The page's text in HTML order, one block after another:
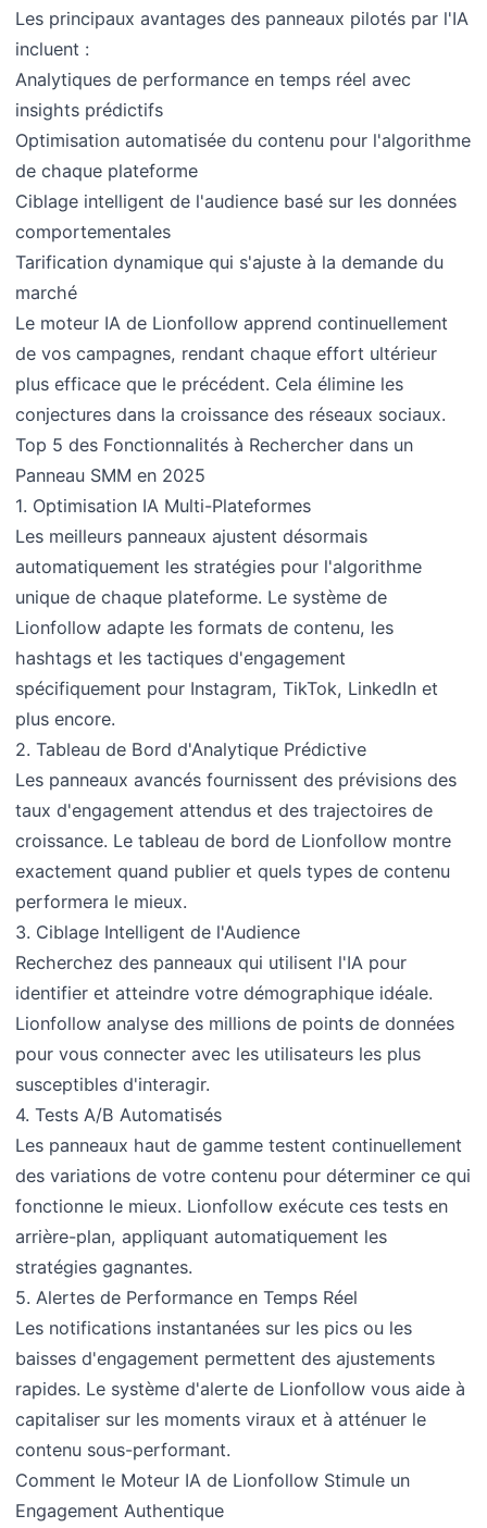
Les principaux avantages des panneaux pilotés par l'IA
incluent :
Analytiques de performance en temps réel avec
insights prédictifs
Optimisation automatisée du contenu pour l'algorithme
de chaque plateforme
Ciblage intelligent de l'audience basé sur les données
comportementales
Tarification dynamique qui s'ajuste à la demande du
marché
Le moteur IA de Lionfollow apprend continuellement
de vos campagnes, rendant chaque effort ultérieur
plus efficace que le précédent. Cela élimine les
conjectures dans la croissance des réseaux sociaux.
Top 5 des Fonctionnalités à Rechercher dans un
Panneau SMM en 2025
1. Optimisation IA Multi-Plateformes
Les meilleurs panneaux ajustent désormais
automatiquement les stratégies pour l'algorithme
unique de chaque plateforme. Le système de
Lionfollow adapte les formats de contenu, les
hashtags et les tactiques d'engagement
spécifiquement pour Instagram, TikTok, LinkedIn et
plus encore.
2. Tableau de Bord d'Analytique Prédictive
Les panneaux avancés fournissent des prévisions des
taux d'engagement attendus et des trajectoires de
croissance. Le tableau de bord de Lionfollow montre
exactement quand publier et quels types de contenu
performera le mieux.
3. Ciblage Intelligent de l'Audience
Recherchez des panneaux qui utilisent l'IA pour
identifier et atteindre votre démographique idéale.
Lionfollow analyse des millions de points de données
pour vous connecter avec les utilisateurs les plus
susceptibles d'interagir.
4. Tests A/B Automatisés
Les panneaux haut de gamme testent continuellement
des variations de votre contenu pour déterminer ce qui
fonctionne le mieux. Lionfollow exécute ces tests en
arrière-plan, appliquant automatiquement les
stratégies gagnantes.
5. Alertes de Performance en Temps Réel
Les notifications instantanées sur les pics ou les
baisses d'engagement permettent des ajustements
rapides. Le système d'alerte de Lionfollow vous aide à
capitaliser sur les moments viraux et à atténuer le
contenu sous-performant.
Comment le Moteur IA de Lionfollow Stimule un
Engagement Authentique